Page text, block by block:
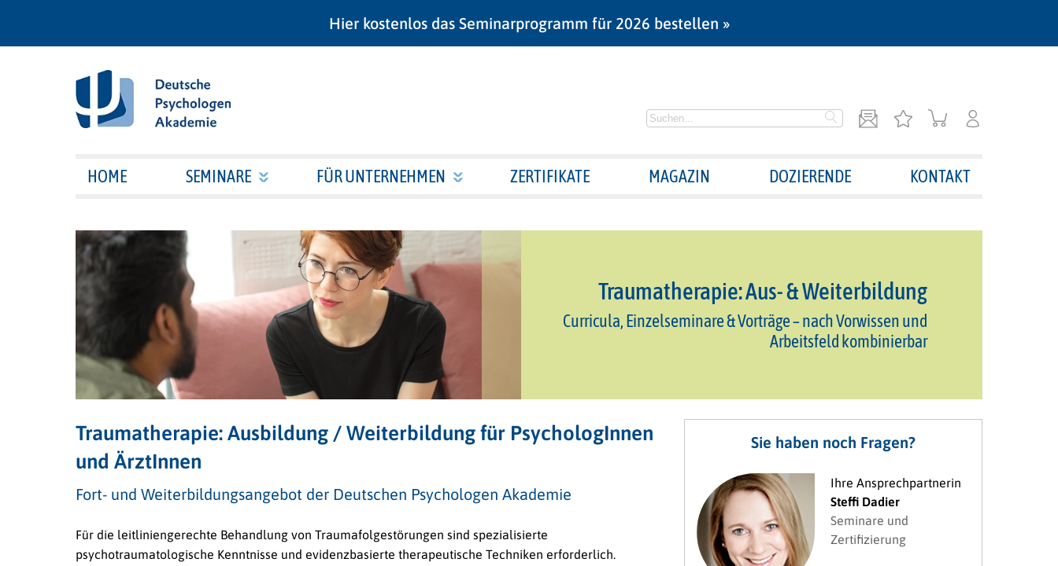
Hier kostenlos das Seminarprogramm für 2026 bestellen »
HOME SEMINARE FÜR UNTERNEHMEN ZERTIFIKATE MAGAZIN DOZIERENDE KONTAKT
Traumatherapie: Aus- & Weiterbildung
Curricula, Einzelseminare & Vorträge – nach Vorwissen und
Arbeitsfeld kombinierbar
Traumatherapie: Ausbildung / Weiterbildung für PsychologInnen
und ÄrztInnen
Fort- und Weiterbildungsangebot der Deutschen Psychologen Akademie
Für die leitliniengerechte Behandlung von Traumafolgestörungen sind spezialisierte
psychotraumatologische Kenntnisse und evidenzbasierte therapeutische Techniken erforderlich.
Sie haben noch Fragen?
Ihre Ansprechpartnerin
Steffi Dadier
Seminare und
Zertifizierung